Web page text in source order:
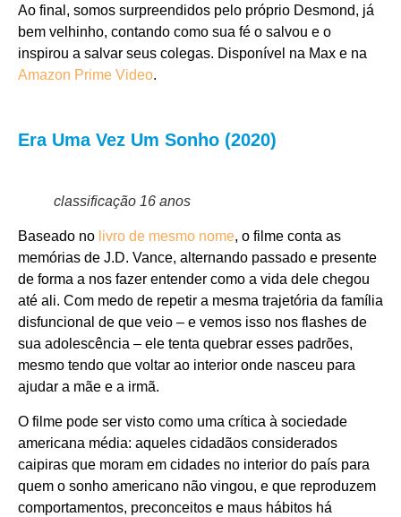
Ao final, somos surpreendidos pelo próprio Desmond, já
bem velhinho, contando como sua fé o salvou e o
inspirou a salvar seus colegas. Disponível na Max e na
Amazon Prime Video.
Era Uma Vez Um Sonho (2020)
classificação 16 anos
Baseado no livro de mesmo nome, o filme conta as
memórias de J.D. Vance, alternando passado e presente
de forma a nos fazer entender como a vida dele chegou
até ali. Com medo de repetir a mesma trajetória da família
disfuncional de que veio – e vemos isso nos flashes de
sua adolescência – ele tenta quebrar esses padrões,
mesmo tendo que voltar ao interior onde nasceu para
ajudar a mãe e a irmã.
O filme pode ser visto como uma crítica à sociedade
americana média: aqueles cidadãos considerados
caipiras que moram em cidades no interior do país para
quem o sonho americano não vingou, e que reproduzem
comportamentos, preconceitos e maus hábitos há